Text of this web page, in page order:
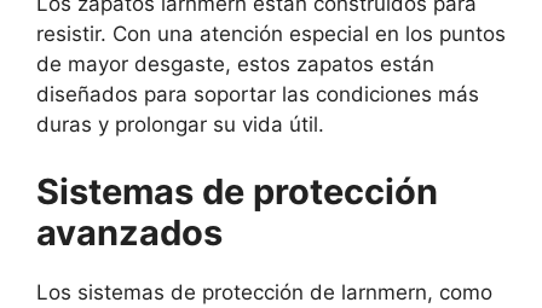
resistir. Con una atención especial en los puntos
de mayor desgaste, estos zapatos están
diseñados para soportar las condiciones más
duras y prolongar su vida útil.
Sistemas de protección
avanzados
Los sistemas de protección de larnmern, como